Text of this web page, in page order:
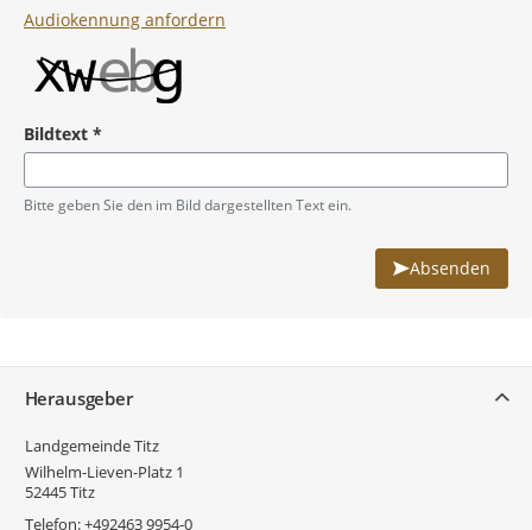
Audiokennung anfordern
Bildtext *
Pflichtangabe
Bitte geben Sie den im Bild dargestellten Text ein.
Absenden
Herausgeber
Landgemeinde Titz
Wilhelm-Lieven-Platz 1
52445Titz
Telefon:+492463 9954-0